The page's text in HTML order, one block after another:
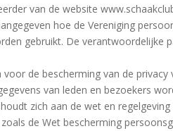
van de website
hoe de Vereniging
gebruikt. De verantwoordelijke
voor de bescherming van de
van leden en bezoekers
zich aan de wet en
de Wet bescherming